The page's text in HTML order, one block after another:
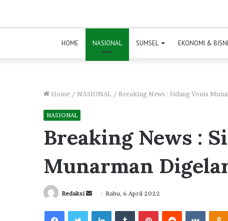
HOME NASIONAL SUMSEL EKONOMI &
Home / NASIONAL / Breaking News : Sidang Vonis
NASIONAL
Breaking News :
Munarman
Redaksi
Send
email
Rabu, 6 April 2022
FacebookTwitterLinkedInTumblrPinterestReddit